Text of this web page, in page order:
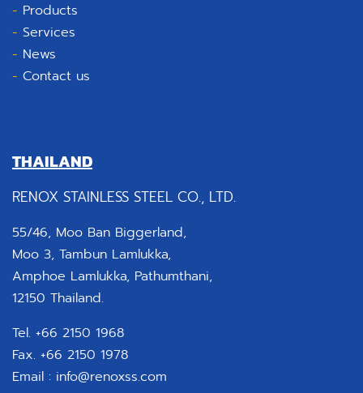
- Products
- Services
- News
- Contact us
THAILAND
RENOX STAINLESS STEEL CO., LTD.
55/46, Moo Ban Biggerland,
Moo 3, Tambun Lamlukka,
Amphoe Lamlukka, Pathumthani,
12150 Thailand.
Tel. +66 2150 1968
Fax. +66 2150 1978
Email : info@renoxss.com